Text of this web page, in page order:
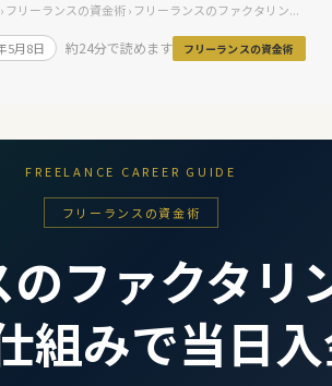
›フリーランスの資金術› フリーランスのファクタリン...
5月8日 約24分で読めます フリーランスの資金術
FREELANCE CAREER GUIDE
フリーランスの資金術
ファクタリ
組みで当日